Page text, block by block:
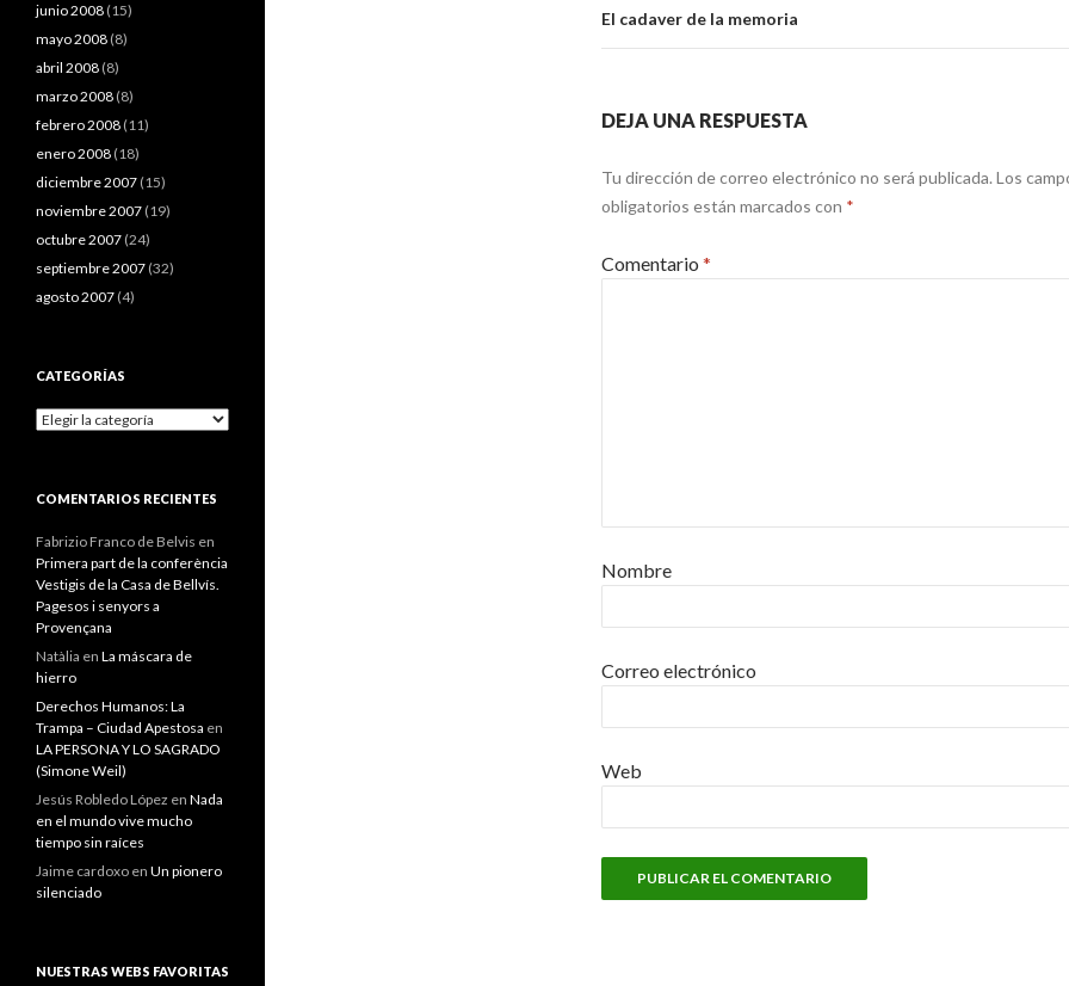
El cadaver de la memoria
DEJA UNA RESPUESTA
Tu dirección de correo electrónico no será publicada. Los
obligatorios están marcados con *
Comentario *
Nombre
Correo electrónico
Web
junio 2008 (15)
mayo 2008 (8)
abril 2008 (8)
marzo 2008 (8)
febrero 2008 (11)
enero 2008 (18)
diciembre 2007 (15)
noviembre 2007 (19)
octubre 2007 (24)
septiembre 2007 (32)
agosto 2007 (4)
CATEGORÍAS
Categorías
COMENTARIOS RECIENTES
Fabrizio Franco de Belvis en
Primera part de la conferència
Vestigis de la Casa de Bellvís.
Pagesos i senyors a
Provençana
Natàlia en La máscara de
hierro
Derechos Humanos: La
Trampa – Ciudad Apestosa en
LA PERSONA Y LO SAGRADO
(Simone Weil)
Jesús Robledo López en Nada
en el mundo vive mucho
tiempo sin raíces
Jaime cardoxo en Un pionero
silenciado
NUESTRAS WEBS FAVORITAS